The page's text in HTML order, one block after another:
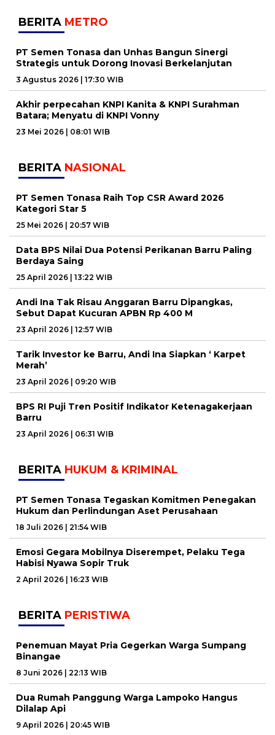
BERITA METRO
PT Semen Tonasa dan Unhas Bangun Sinergi
Strategis untuk Dorong Inovasi Berkelanjutan
3 Agustus 2026 | 17:30 WIB
Akhir perpecahan KNPI Kanita & KNPI Surahman
Batara; Menyatu di KNPI Vonny
23 Mei 2026 | 08:01 WIB
BERITA NASIONAL
PT Semen Tonasa Raih Top CSR Award 2026
Kategori Star 5
25 Mei 2026 | 20:57 WIB
Data BPS Nilai Dua Potensi Perikanan Barru Paling
Berdaya Saing
25 April 2026 | 13:22 WIB
Andi Ina Tak Risau Anggaran Barru Dipangkas,
Sebut Dapat Kucuran APBN Rp 400 M
23 April 2026 | 12:57 WIB
Tarik Investor ke Barru, Andi Ina Siapkan ‘ Karpet
Merah’
23 April 2026 | 09:20 WIB
BPS RI Puji Tren Positif Indikator Ketenagakerjaan
Barru
23 April 2026 | 06:31 WIB
BERITA HUKUM & KRIMINAL
PT Semen Tonasa Tegaskan Komitmen Penegakan
Hukum dan Perlindungan Aset Perusahaan
18 Juli 2026 | 21:54 WIB
Emosi Gegara Mobilnya Diserempet, Pelaku Tega
Habisi Nyawa Sopir Truk
2 April 2026 | 16:23 WIB
BERITA PERISTIWA
Penemuan Mayat Pria Gegerkan Warga Sumpang
Binangae
8 Juni 2026 | 22:13 WIB
Dua Rumah Panggung Warga Lampoko Hangus
Dilalap Api
9 April 2026 | 20:45 WIB